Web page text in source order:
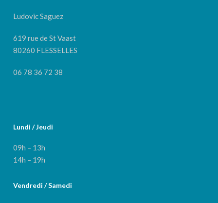
Ludovic Saguez
619 rue de St Vaast
80260 FLESSELLES
06 78 36 72 38
Lundi / Jeudi
09h – 13h
14h – 19h
Vendredi / Samedi